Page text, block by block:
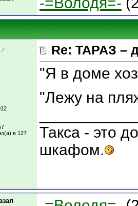
в 127
Re: ТАРАЗ –
"Я в доме
"Лежу на
Такса - это
шкафом.